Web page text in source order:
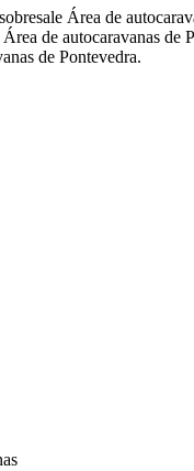
Área de
de autocaravanas
de Pontevedra.